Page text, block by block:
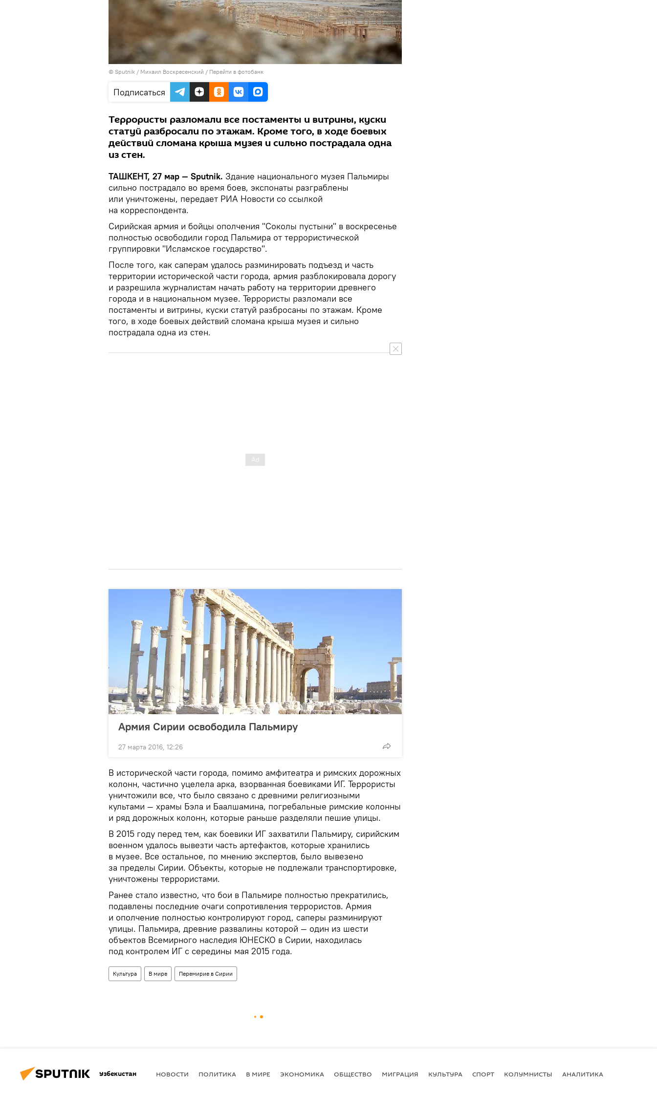
© Sputnik / Михаил Воскресенский / Перейти в фотобанк
Подписаться
Террористы разломали все постаменты и витрины, куски
статуй разбросали по этажам. Кроме того, в ходе боевых
действий сломана крыша музея и сильно пострадала одна
из стен.
ТАШКЕНТ, 27 мар — Sputnik. Здание национального музея Пальмиры
сильно пострадало во время боев, экспонаты разграблены
или уничтожены, передает РИА Новости со ссылкой
на корреспондента.
Сирийская армия и бойцы ополчения "Соколы пустыни" в воскресенье
полностью освободили город Пальмира от террористической
группировки "Исламское государство".
После того, как саперам удалось разминировать подъезд и часть
территории исторической части города, армия разблокировала дорогу
и разрешила журналистам начать работу на территории древнего
города и в национальном музее. Террористы разломали все
постаменты и витрины, куски статуй разбросаны по этажам. Кроме
того, в ходе боевых действий сломана крыша музея и сильно
пострадала одна из стен.
Армия Сирии освободила Пальмиру
27 марта 2016, 12:26
В исторической части города, помимо амфитеатра и римских дорожных
колонн, частично уцелела арка, взорванная боевиками ИГ. Террористы
уничтожили все, что было связано с древними религиозными
культами — храмы Бэла и Баалшамина, погребальные римские колонны
и ряд дорожных колонн, которые раньше разделяли пешие улицы.
В 2015 году перед тем, как боевики ИГ захватили Пальмиру, сирийским
военном удалось вывезти часть артефактов, которые хранились
в музее. Все остальное, по мнению экспертов, было вывезено
за пределы Сирии. Объекты, которые не подлежали транспортировке,
уничтожены террористами.
Ранее стало известно, что бои в Пальмире полностью прекратились,
подавлены последние очаги сопротивления террористов. Армия
и ополчение полностью контролируют город, саперы разминируют
улицы. Пальмира, древние развалины которой — один из шести
объектов Всемирного наследия ЮНЕСКО в Сирии, находилась
под контролем ИГ с середины мая 2015 года.
Культура В мире Перемирие в Сирии
Узбекистан НОВОСТИ ПОЛИТИКА В МИРЕ ЭКОНОМИКА ОБЩЕСТВО МИГРАЦИЯ КУЛЬТУРА СПОРТ КОЛУМНИСТЫ АНАЛИТИКА